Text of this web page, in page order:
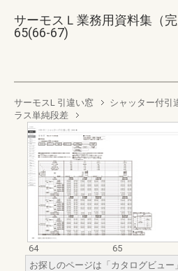
サーモスＬ業務用資料集（
65(66-67)
サーモスL 引違い窓 シャッター付引
ラス単純段差
64
65
お探しのページは「カタログビュ